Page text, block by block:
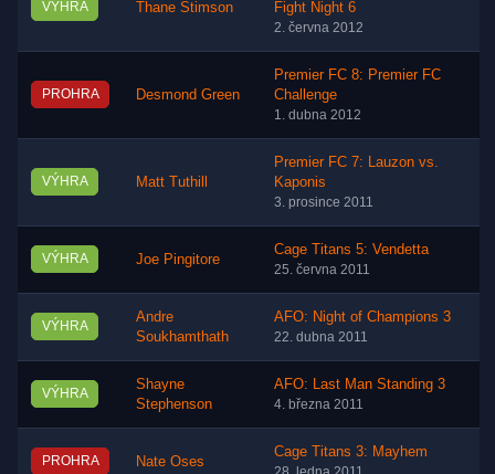
VÝHRA Thane Stimson Fight Night 6
2. června 2012
PROHRA Desmond Green
Premier FC 8: Premier FC
Challenge
1. dubna 2012
VÝHRA Matt Tuthill
Premier FC 7: Lauzon vs.
Kaponis
3. prosince 2011
VÝHRA Joe Pingitore
Cage Titans 5: Vendetta
25. června 2011
VÝHRA
Andre
Soukhamthath
AFO: Night of Champions 3
22. dubna 2011
VÝHRA
Shayne
Stephenson
AFO: Last Man Standing 3
4. března 2011
PROHRA Nate Oses
Cage Titans 3: Mayhem